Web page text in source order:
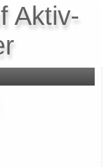
Aktiv-